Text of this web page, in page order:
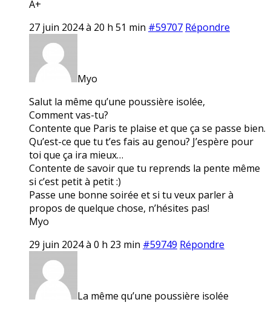
A+
27 juin 2024 à 20 h 51 min #59707 Répondre
Myo
Salut la même qu’une poussière isolée,
Comment vas-tu?
Contente que Paris te plaise et que ça se passe bien.
Qu’est-ce que tu t’es fais au genou? J’espère pour
toi que ça ira mieux…
Contente de savoir que tu reprends la pente même
si c’est petit à petit :)
Passe une bonne soirée et si tu veux parler à
propos de quelque chose, n’hésites pas!
Myo
29 juin 2024 à 0 h 23 min #59749 Répondre
La même qu’une poussière isolée